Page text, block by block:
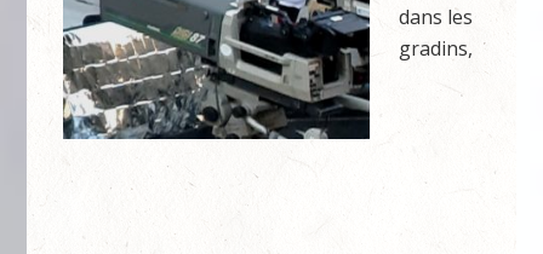
dans les
gradins,